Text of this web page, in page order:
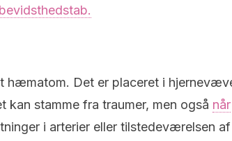
hæmatom. Det er placeret i
kan stamme fra traumer, men også når
i arterier eller tilstedeværelsen af